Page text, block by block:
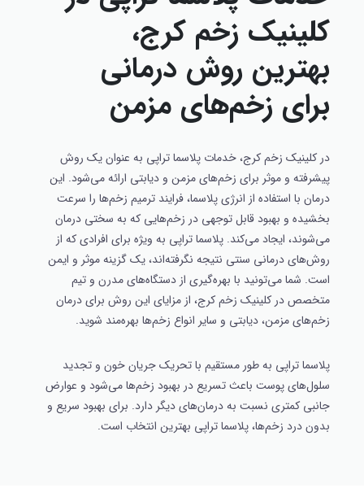
کلینیک زخم کرج،
بهترین روش درمانی
برای زخم‌های مزمن
در کلینیک زخم کرج، خدمات پلاسما تراپی به عنوان یک روش
پیشرفته و موثر برای زخم‌های مزمن و دیابتی ارائه می‌شود. این
درمان با استفاده از انرژی پلاسما، فرایند ترمیم زخم‌ها را سرعت
بخشیده و بهبود قابل توجهی در زخم‌هایی که به سختی درمان
می‌شوند، ایجاد می‌کند. پلاسما تراپی به ویژه برای افرادی که از
روش‌های درمانی سنتی نتیجه نگرفته‌اند، یک گزینه موثر و ایمن
است. شما می‌تونید با بهره‌گیری از دستگاه‌های مدرن و تیم
متخصص در کلینیک زخم کرج، از مزایای این روش برای درمان
زخم‌های مزمن، دیابتی و سایر انواع زخم‌ها بهره‌مند شوید.
پلاسما تراپی به طور مستقیم با تحریک جریان خون و تجدید
سلول‌های پوست باعث تسریع در بهبود زخم‌ها می‌شود و عوارض
جانبی کمتری نسبت به درمان‌های دیگر دارد. برای بهبود سریع و
بدون درد زخم‌ها، پلاسما تراپی بهترین انتخاب است.